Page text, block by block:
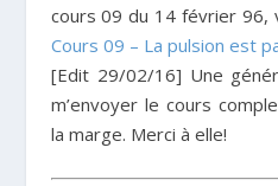
cours 09 du 14 février 96,
Cours 09 – La pulsion est
[Edit 29/02/16] Une
m’envoyer le cours
la marge. Merci à elle!